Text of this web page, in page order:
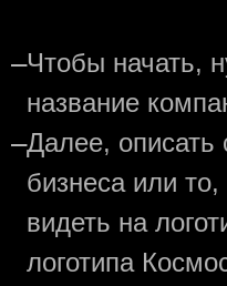
—Чтобы начать,
название
—Далее,
бизнеса или
видеть на
логотипа